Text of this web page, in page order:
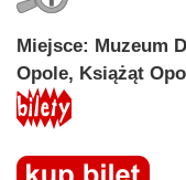
Miejsce: Muzeum
Opole, Książąt